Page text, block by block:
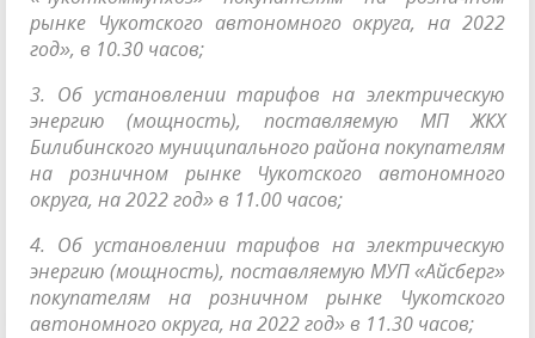
рынке Чукотского автономного округа, на 2022
год», в 10.30 часов;
3. Об установлении тарифов на электрическую
энергию (мощность), поставляемую МП ЖКХ
Билибинского муниципального района покупателям
на розничном рынке Чукотского автономного
округа, на 2022 год» в 11.00 часов;
4. Об установлении тарифов на электрическую
энергию (мощность), поставляемую МУП «Айсберг»
покупателям на розничном рынке Чукотского
автономного округа, на 2022 год» в 11.30 часов;